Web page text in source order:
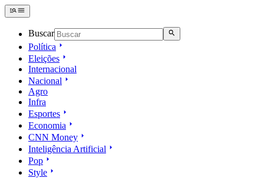
Buscar
Política
Eleições
Internacional
Nacional
Agro
Infra
Esportes
Economia
CNN Money
Inteligência Artificial
Pop
Style